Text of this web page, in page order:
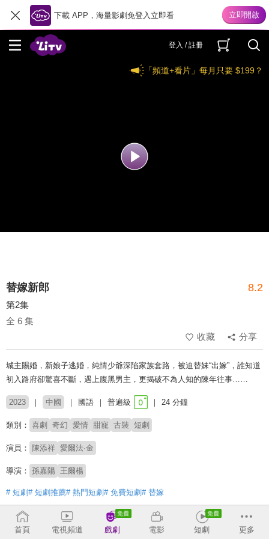
下載 APP，海量影劇免登入立即看
登入 / 註冊
「頻道+看片」每月只要 $199？
替嫁新郎 8.2
第2集
全 6 集
收藏
分享
城主賜婚，新娘子逃婚，純情少爺深陷家族套路，被迫替妹“出嫁”，誰知道
初入路府卻驚喜不斷，遇上腹黑男主，更揭破不為人知的陳年往事……
2023 中國 國語 普遍級 24 分鐘
類別： 喜劇 奇幻 愛情 甜寵 古裝 短劇
演員： 陳添祥 愛爾法·金
導演： 孫嘉陽 王爾楊
# 短劇 # 短劇推薦# 熱門短劇 # 免費短劇 # 替嫁
收回
首頁
電視頻道 戲劇 電影 短劇 更多